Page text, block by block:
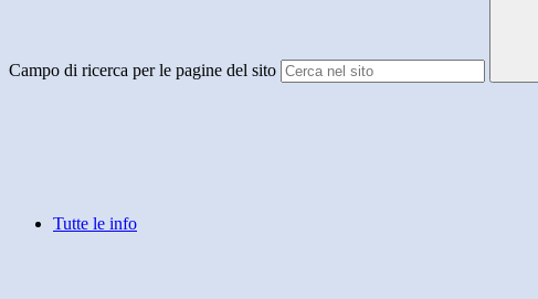
Campo di ricerca per le pagine del sito
Tutte le info